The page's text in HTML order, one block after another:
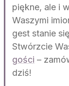
piękne, ale i
Waszymi
gest stanie
Stwórzcie
gości –
dziś!